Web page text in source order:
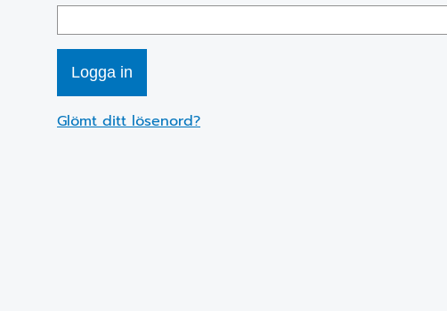
Glömt ditt lösenord?